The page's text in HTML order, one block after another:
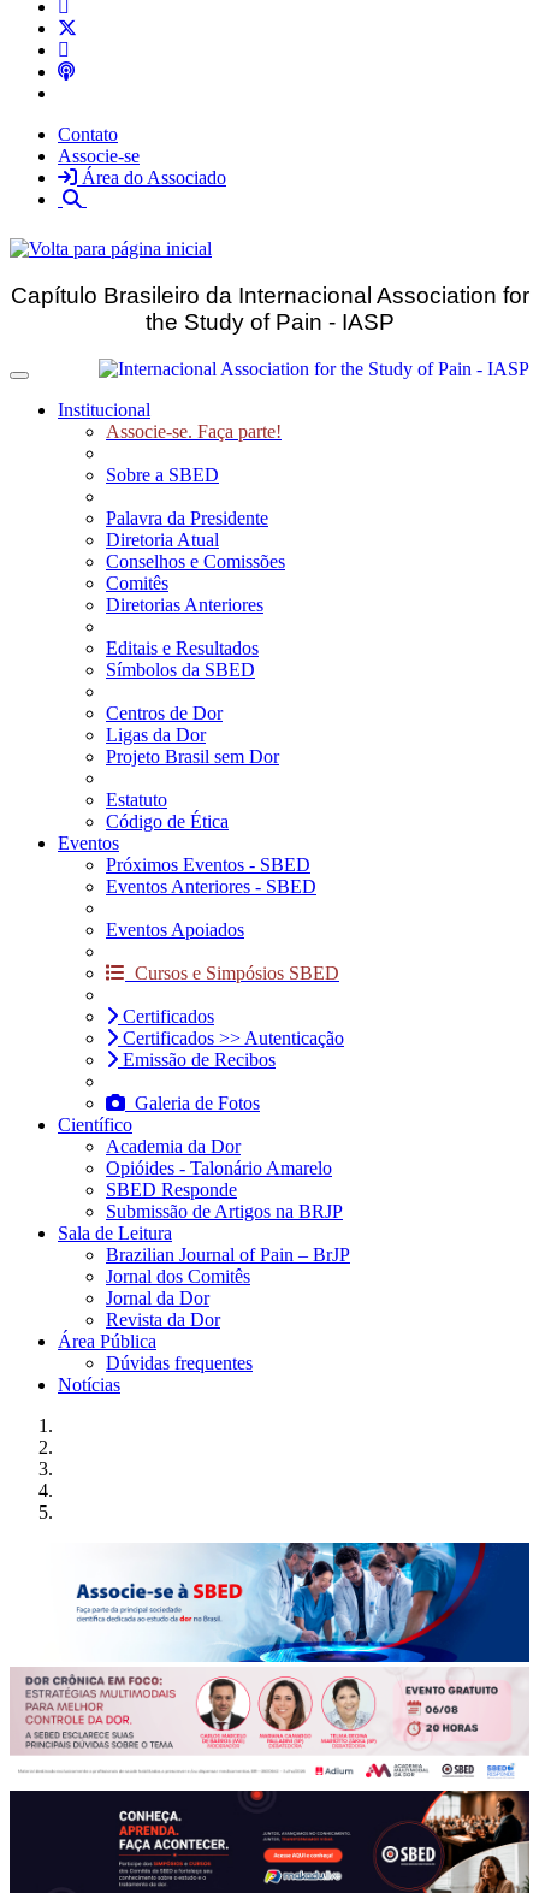
Contato
Associe-se
Área do Associado
Capítulo Brasileiro da Internacional Association for
the Study of Pain - IASP
Toggle navigation
Institucional
Associe-se. Faça parte!
Sobre a SBED
Palavra da Presidente
Diretoria Atual
Conselhos e Comissões
Comitês
Diretorias Anteriores
Editais e Resultados
Símbolos da SBED
Centros de Dor
Ligas da Dor
Projeto Brasil sem Dor
Estatuto
Código de Ética
Eventos
Próximos Eventos - SBED
Eventos Anteriores - SBED
Eventos Apoiados
Cursos e Simpósios SBED
Certificados
Certificados >> Autenticação
Emissão de Recibos
Galeria de Fotos
Científico
Academia da Dor
Opióides - Talonário Amarelo
SBED Responde
Submissão de Artigos na BRJP
Sala de Leitura
Brazilian Journal of Pain – BrJP
Jornal dos Comitês
Jornal da Dor
Revista da Dor
Área Pública
Dúvidas frequentes
Notícias